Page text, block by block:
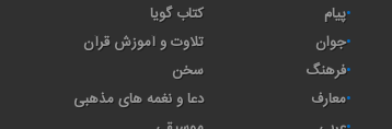
پیام
جوان
فرهنگ
معارف
کتاب گویا
تلاوت و آموزش قرآن
سخن
دعا و نغمه های مذهبی